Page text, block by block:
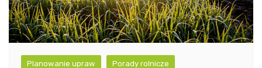
Planowanie upraw Porady rolnicze